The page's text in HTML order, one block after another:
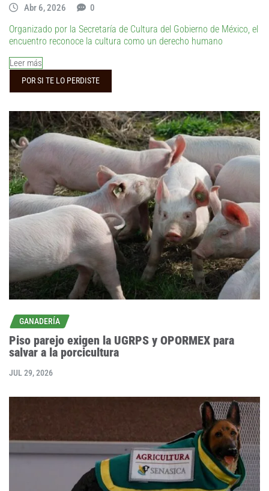
Abr 6, 2026 0
Organizado por la Secretaría de Cultura del Gobierno de México, el
encuentro reconoce la cultura como un derecho humano
Leer más
POR SI TE LO PERDISTE
GANADERÍA
Piso parejo exigen la UGRPS y OPORMEX para
salvar a la porcicultura
JUL 29, 2026